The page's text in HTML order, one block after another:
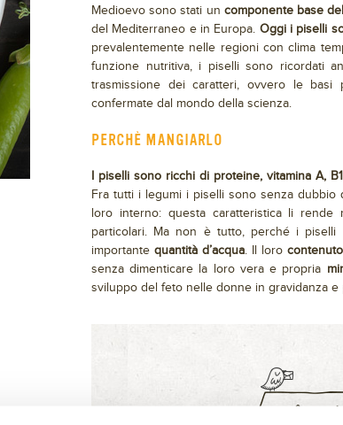
Medioevo sono stati un componente base
del Mediterraneo e in Europa. Oggi i piselli
prevalentemente nelle regioni con clima
funzione nutritiva, i piselli sono ricordati
trasmissione dei caratteri, ovvero le
confermate dal mondo della scienza.
PERCHÈ MANGIARLO
I piselli sono ricchi di proteine, vitamina A,
Fra tutti i legumi i piselli sono senza dubbio
loro interno: questa caratteristica li
particolari. Ma non è tutto, perché i
importantequantità d’acqua. Il loro
senza dimenticare la loro vera e propria
sviluppo del feto nelle donne in gravidanza